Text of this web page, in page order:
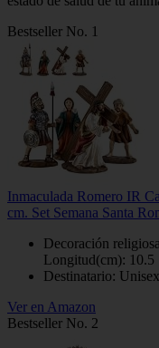
Bestseller No. 1
Inmaculada Romero IR
cm. Set Semana Santa
Decoración
Longitud(cm): 10.5
Destinatario: Unisex
Ver en Amazon
Bestseller No. 2